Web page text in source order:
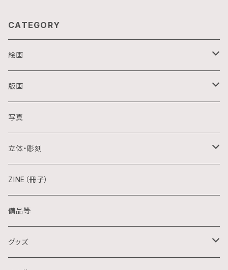
CATEGORY
絵画
油画
アクリル画
日本画
水彩画
クレパス画
水墨画
版画
銅版画
木版画
シルクスクリーン
リトグラフ
デジタル
写真
立体・彫刻
陶芸
金属
石
ZINE（冊子）
備品等
グッズ